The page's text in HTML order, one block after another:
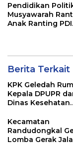
Pendidikan
Musyawarah
Anak Ranting PDI
Berita Terkait
KPK Geledah
Kepala DPUPR
Dinas Kesehatan
Kecamatan
Randudongkal
Lomba Gerak